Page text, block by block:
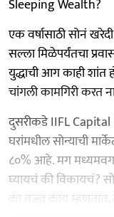
Sleeping Wealth?
एक वर्षासाठी सोनं
सल्ला मिळेपर्यंतचा
युद्धाची आग काही शांत
चांगली कामगिरी करत
दुसरीकडे IIFL Capital
घरांमधील सोन्याची
८०% आहे. मग
घ्यायचं की विकायचं?
का तज्ज्ञ काय